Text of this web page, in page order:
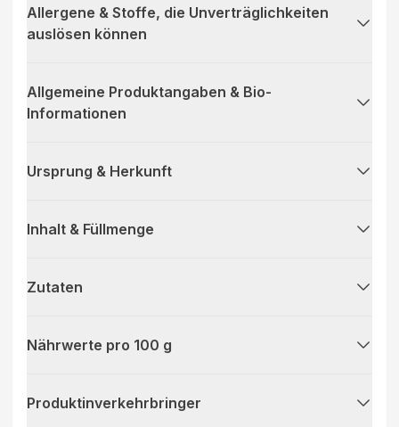
Allergene & Stoffe, die Unverträglichkeiten
auslösen können
Allgemeine Produktangaben & Bio-
Informationen
Ursprung & Herkunft
Inhalt & Füllmenge
Zutaten
Nährwerte pro 100 g
Produktinverkehrbringer